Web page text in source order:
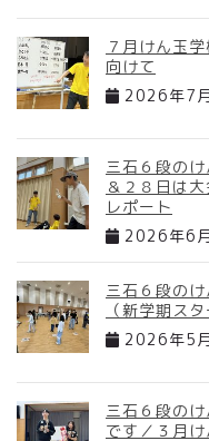
７月けん玉
向けて
2026年7
三石６段の
＆２８日は
レポート
2026年6
三石６段の
（新学期ス
2026年5
三石６段の
です／３月